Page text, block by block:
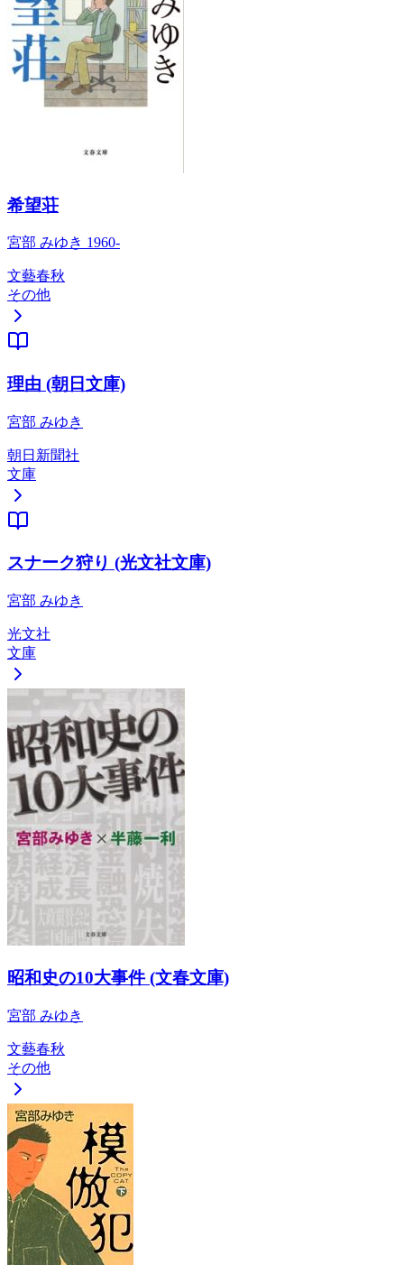
希望荘
宮部 みゆき 1960-
文藝春秋
その他
理由 (朝日文庫)
宮部 みゆき
朝日新聞社
文庫
スナーク狩り (光文社文庫)
宮部 みゆき
光文社
文庫
昭和史の10大事件 (文春文庫)
宮部 みゆき
文藝春秋
その他